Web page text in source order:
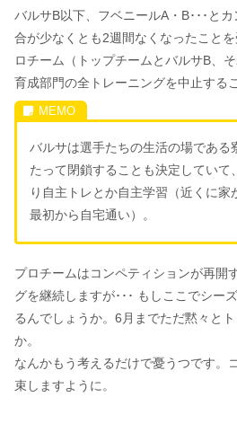
バルサB以下、フベニールA・B･･･と
合が少なくとも2週間なくなったこと
ロチーム（トップチームとバルサB、
育成部門の全トレーニングを中止する
バルサは選手たちの生活の場である
たって閉鎖することも決定していて
り自主トレとか自主学習（近くに家
最初から自宅通い）。
プロチームはコンペティションが再開
グを継続しますが･･･ もしここでシー
るんでしょうか。6月までただ黙々と
か。
なんかもう考えるだけで憂うつです。
束しますように。